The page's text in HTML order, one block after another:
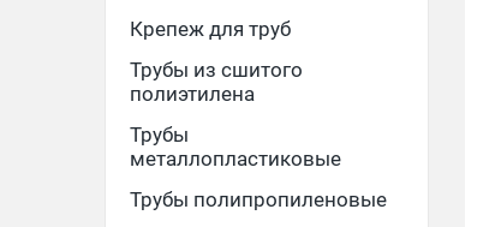
Крепеж для труб
Трубы из сшитого
полиэтилена
Трубы
металлопластиковые
Трубы полипропиленовые